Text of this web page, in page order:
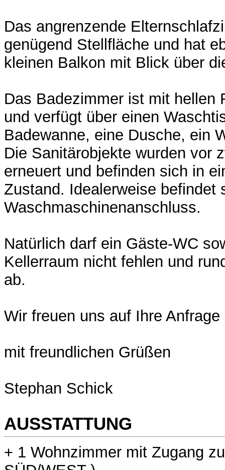
Das angrenzende
genügend Stellfläche und hat
kleinen Balkon mit Blick über
Das Badezimmer ist mit hellen
und verfügt über einen
Badewanne, eine Dusche, ein
Die Sanitärobjekte wurden vor
erneuert und befinden sich in
Zustand. Idealerweise befindet
Waschmaschinenanschluss.
Natürlich darf ein Gäste-WC
Kellerraum nicht fehlen und
ab.
Wir freuen uns auf Ihre
mit freundlichen Grüßen
Stephan Schick
AUSSTATTUNG
+ 1 Wohnzimmer mit Zugang